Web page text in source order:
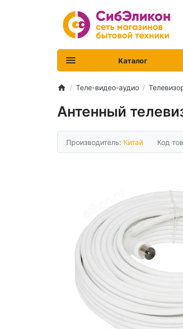
Каталог
Теле-видео-аудио
Антенный
Производитель: Китай Код